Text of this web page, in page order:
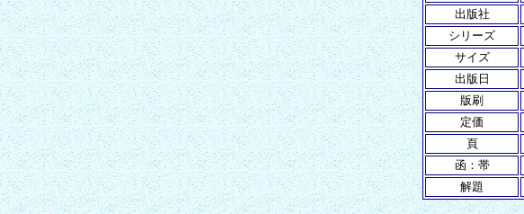
出版社
シリーズ
サイズ
出版日
版刷
定価
頁
函：帯
解題